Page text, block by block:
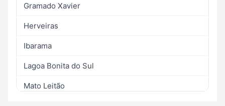
Gramado Xavier
Herveiras
Ibarama
Lagoa Bonita do Sul
Mato Leitão